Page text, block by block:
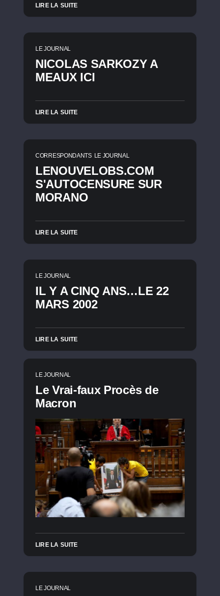
LIRE LA SUITE
LE JOURNAL
NICOLAS SARKOZY A
MEAUX ICI
LIRE LA SUITE
CORRESPONDANTS LE JOURNAL
LENOUVELOBS.COM
S'AUTOCENSURE SUR
MORANO
LIRE LA SUITE
LE JOURNAL
IL Y A CINQ ANS…LE 22
MARS 2002
LIRE LA SUITE
LE JOURNAL
Le Vrai-faux Procès de
Macron
LIRE LA SUITE
LE JOURNAL